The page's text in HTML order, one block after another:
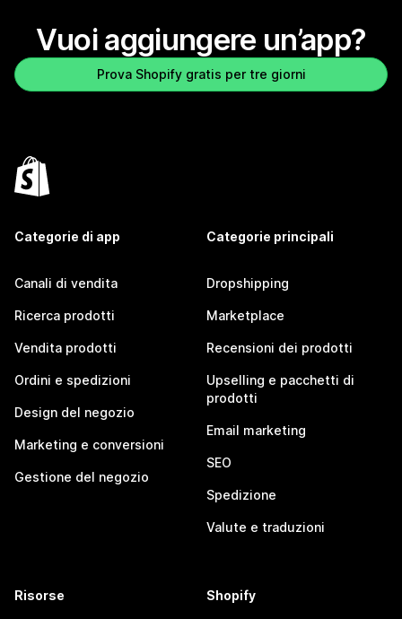
Vuoi aggiungere un’app?
Prova Shopify gratis per tre giorni
Categorie di app
Canali di vendita
Ricerca prodotti
Vendita prodotti
Ordini e spedizioni
Design del negozio
Marketing e conversioni
Gestione del negozio
Categorie principali
Dropshipping
Marketplace
Recensioni dei prodotti
Upselling e pacchetti di
prodotti
Email marketing
SEO
Spedizione
Valute e traduzioni
Risorse Shopify